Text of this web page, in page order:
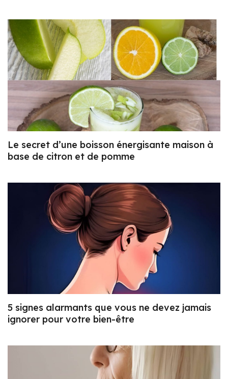
Le secret d’une boisson énergisante maison à
base de citron et de pomme
5 signes alarmants que vous ne devez jamais
ignorer pour votre bien-être